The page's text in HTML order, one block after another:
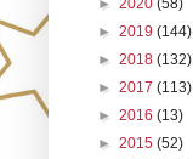
► 2020 (58)
► 2019 (144)
► 2018 (132)
► 2017 (113)
► 2016 (13)
► 2015 (52)